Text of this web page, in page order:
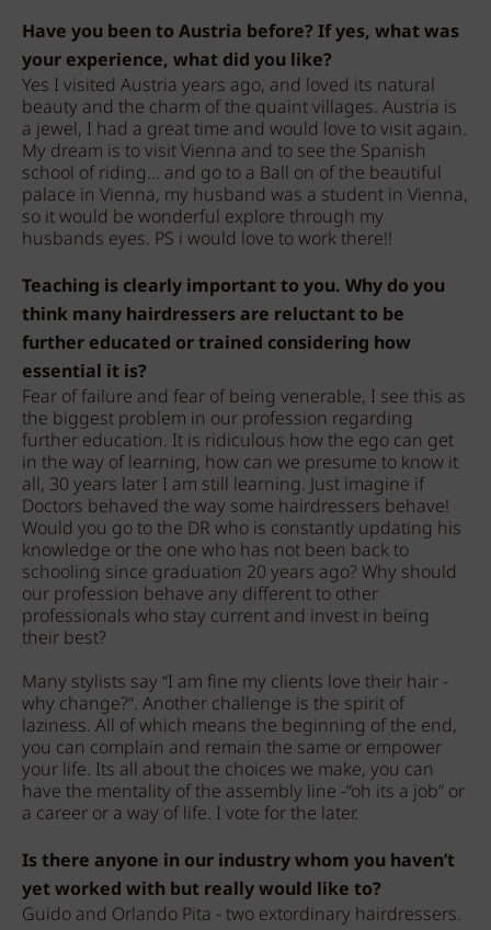
Have you been to Austria before? If yes, what was
your experience, what did you like?
Yes I visited Austria years ago, and loved its natural
beauty and the charm of the quaint villages. Austria is
a jewel, I had a great time and would love to visit again.
My dream is to visit Vienna and to see the Spanish
school of riding... and go to a Ball on of the beautiful
palace in Vienna, my husband was a student in Vienna,
so it would be wonderful explore through my
husbands eyes. PS i would love to work there!!
Teaching is clearly important to you. Why do you
think many hairdressers are reluctant to be
further educated or trained considering how
essential it is?
Fear of failure and fear of being venerable, I see this as
the biggest problem in our profession regarding
further education. It is ridiculous how the ego can get
in the way of learning, how can we presume to know it
all, 30 years later I am still learning. Just imagine if
Doctors behaved the way some hairdressers behave!
Would you go to the DR who is constantly updating his
knowledge or the one who has not been back to
schooling since graduation 20 years ago? Why should
our profession behave any different to other
professionals who stay current and invest in being
their best?
Many stylists say “I am fine my clients love their hair -
why change?“. Another challenge is the spirit of
laziness. All of which means the beginning of the end,
you can complain and remain the same or empower
your life. Its all about the choices we make, you can
have the mentality of the assembly line -“oh its a job” or
a career or a way of life. I vote for the later.
Is there anyone in our industry whom you haven’t
yet worked with but really would like to?
Guido and Orlando Pita - two extordinary hairdressers.